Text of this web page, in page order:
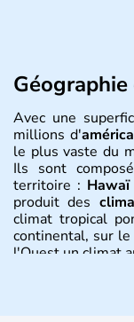
Avec une
millions d'
le plus vaste du
Ils sont
territoire : Hawaï
produit des
climat tropical
continental, sur
l'Ouest un climat